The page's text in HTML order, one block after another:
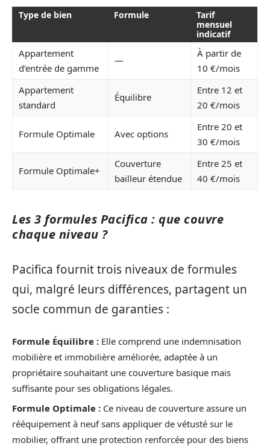
Type de bien Formule
Tarif
mensuel
indicatif
Appartement
d’entrée de gamme
—
À partir de
10 €/mois
Appartement
standard
Équilibre
Entre 12 et
20 €/mois
Formule Optimale Avec options
Entre 20 et
30 €/mois
Formule Optimale+
Couverture
bailleur étendue
Entre 25 et
40 €/mois
Les 3 formules Pacifica : que couvre
chaque niveau ?
Pacifica fournit trois niveaux de formules
qui, malgré leurs différences, partagent un
socle commun de garanties :
Formule Équilibre : Elle comprend une indemnisation
mobilière et immobilière améliorée, adaptée à un
propriétaire souhaitant une couverture basique mais
suffisante pour ses obligations légales.
Formule Optimale : Ce niveau de couverture assure un
rééquipement à neuf sans appliquer de vétusté sur le
mobilier, offrant une protection renforcée pour des biens